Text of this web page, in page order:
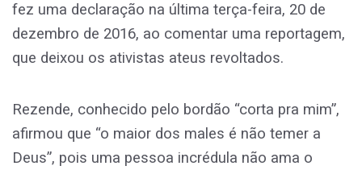
fez uma declaração na última terça-feira, 20 de
dezembro de 2016, ao comentar uma reportagem,
que deixou os ativistas ateus revoltados.
Rezende, conhecido pelo bordão “corta pra mim”,
afirmou que “o maior dos males é não temer a
Deus”, pois uma pessoa incrédula não ama o